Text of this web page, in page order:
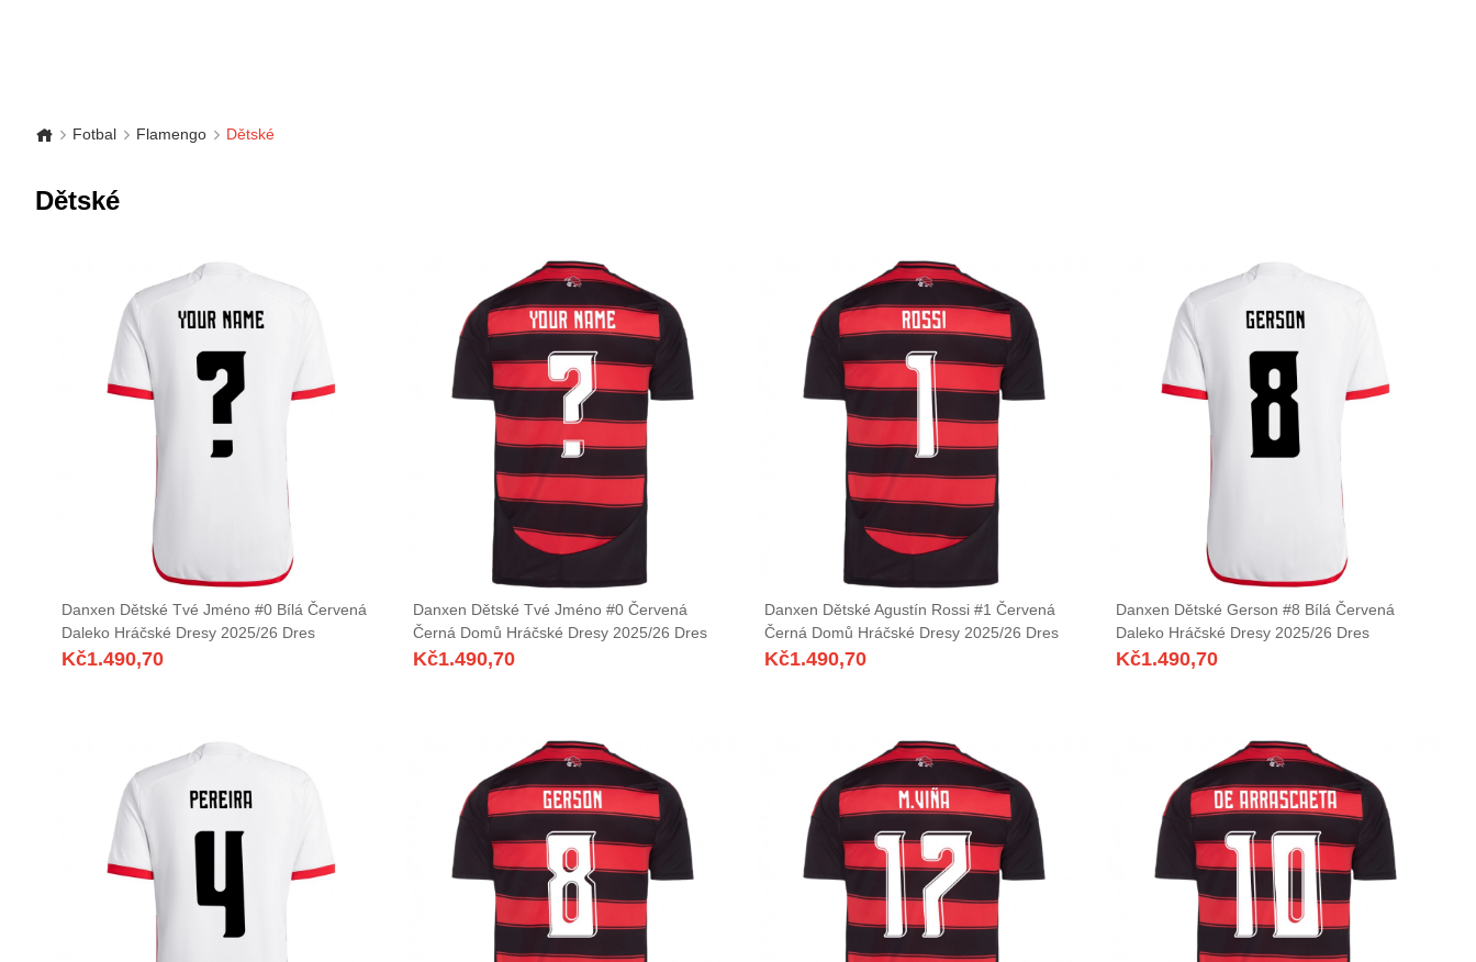
Fotbal Flamengo Dětské
Dětské
Danxen Dětské Tvé Jméno #0 Bílá Červená
Daleko Hráčské Dresy 2025/26 Dres
Kč1.490,70
Danxen Dětské Tvé Jméno #0 Červená
Černá Domů Hráčské Dresy 2025/26 Dres
Kč1.490,70
Danxen Dětské Agustín Rossi #1 Červená
Černá Domů Hráčské Dresy 2025/26 Dres
Kč1.490,70
Danxen Dětské Gerson #8 Bílá Červená
Daleko Hráčské Dresy 2025/26 Dres
Kč1.490,70